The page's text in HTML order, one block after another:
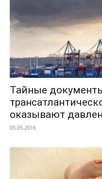
Тайные
оказывают
05.05.2016